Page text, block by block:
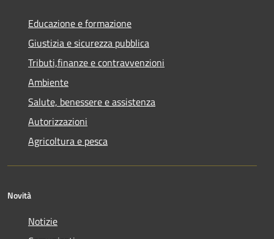
Educazione e formazione
Giustizia e sicurezza pubblica
Tributi,finanze e contravvenzioni
Ambiente
Salute, benessere e assistenza
Autorizzazioni
Agricoltura e pesca
Novità
Notizie